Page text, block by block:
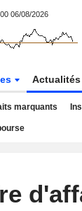
06/08/2026
Actualités
marquants